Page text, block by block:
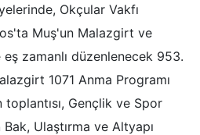
Okçular Vakfı
Muş'un Malazgirt ve
zamanlı düzenlenecek 953.
1071 Anma Programı
toplantısı, Gençlik ve Spor
Bak, Ulaştırma ve Altyapı